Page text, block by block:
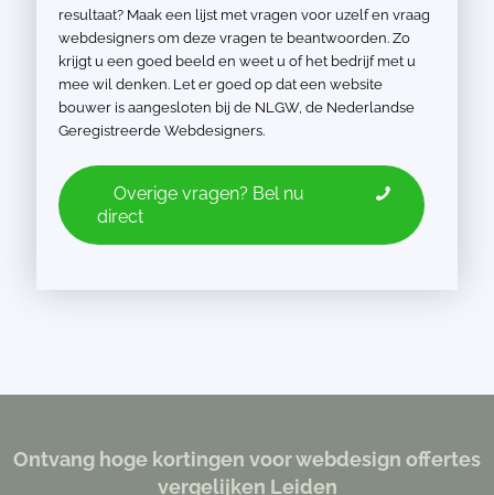
resultaat? Maak een lijst met vragen voor uzelf en vraag
webdesigners om deze vragen te beantwoorden. Zo
krijgt u een goed beeld en weet u of het bedrijf met u
mee wil denken. Let er goed op dat een website
bouwer is aangesloten bij de NLGW, de Nederlandse
Geregistreerde Webdesigners.
Overige vragen? Bel nu
direct
Ontvang hoge kortingen voor webdesign offertes
vergelijken Leiden